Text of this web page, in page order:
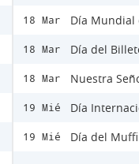
18 Mar Día Mundial
18 Mar Día del
18 Mar Nuestra
19 Mié Día
19 Mié Día del